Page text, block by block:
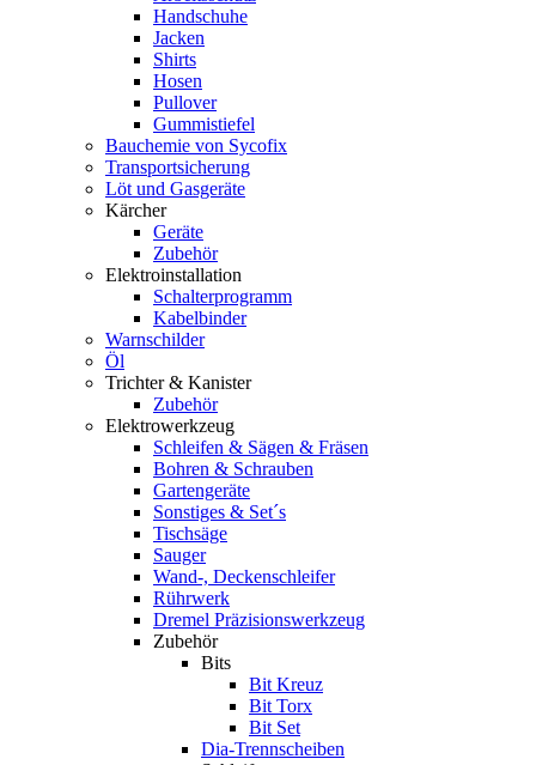
Handschuhe
Jacken
Shirts
Hosen
Pullover
Gummistiefel
Bauchemie von Sycofix
Transportsicherung
Löt und Gasgeräte
Kärcher
Geräte
Zubehör
Elektroinstallation
Schalterprogramm
Kabelbinder
Warnschilder
Öl
Trichter & Kanister
Zubehör
Elektrowerkzeug
Schleifen & Sägen & Fräsen
Bohren & Schrauben
Gartengeräte
Sonstiges & Set´s
Tischsäge
Sauger
Wand-, Deckenschleifer
Rührwerk
Dremel Präzisionswerkzeug
Zubehör
Bits
Bit Kreuz
Bit Torx
Bit Set
Dia-Trennscheiben